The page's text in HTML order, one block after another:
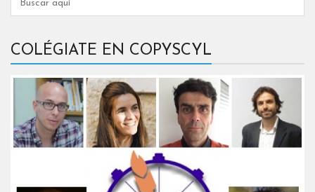
COLÉGIATE EN COPYSCYL